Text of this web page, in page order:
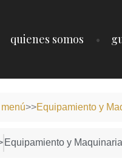
quienes somos
>>Equipamiento y
Equipamiento y